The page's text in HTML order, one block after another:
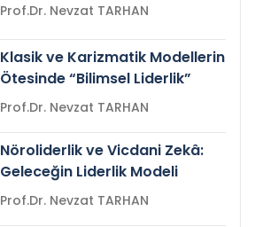
Prof.Dr. Nevzat TARHAN
Klasik ve Karizmatik Modellerin
Ötesinde “Bilimsel Liderlik”
Prof.Dr. Nevzat TARHAN
Nöroliderlik ve Vicdani Zekâ:
Geleceğin Liderlik Modeli
Prof.Dr. Nevzat TARHAN